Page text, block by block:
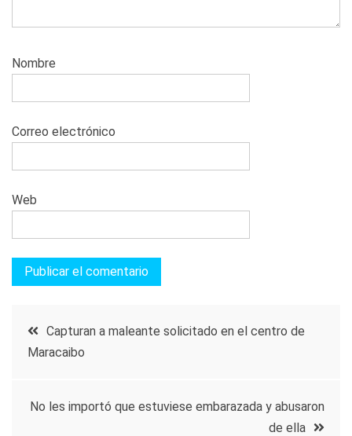
Nombre
Correo electrónico
Web
Navegación
entradas
Capturan a maleante solicitado en el centro de
Maracaibo
No les importó que estuviese embarazada y abusaron
de ella